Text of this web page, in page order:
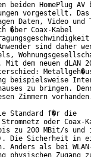
HomePlug AV
vorgestellt. Das
Daten, Video und
�ber Coax-Kabel
sind daher
dem neuen dLAN
beispielsweise
zu bringen.
Zimmern
Standard f�r die
oder Coax-
zu 200 MBit/s
Die Sicherheit in
Anders als bei
Zugang